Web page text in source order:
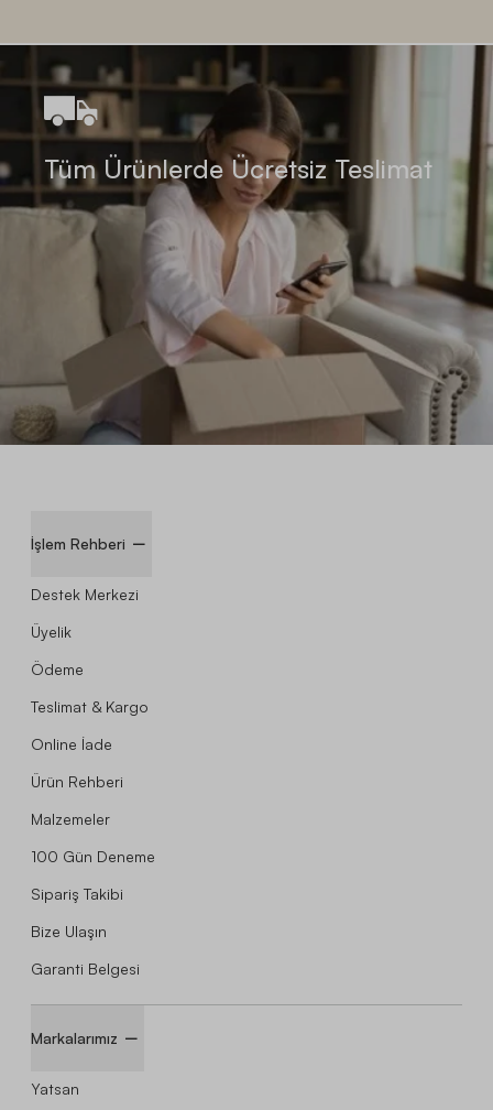
Tüm Ürünlerde Ücretsiz Teslimat
İşlem Rehberi
Destek Merkezi
Üyelik
Ödeme
Teslimat & Kargo
Online İade
Ürün Rehberi
Malzemeler
100 Gün Deneme
Sipariş Takibi
Bize Ulaşın
Garanti Belgesi
Markalarımız
Yatsan